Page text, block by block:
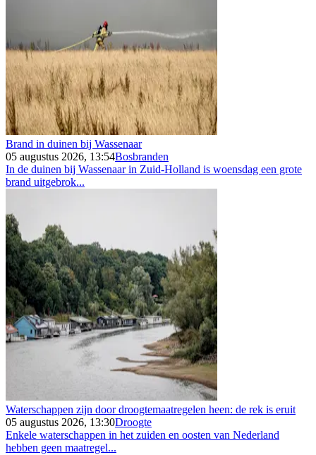
Brand in duinen bij Wassenaar
05 augustus 2026, 13:54Bosbranden
In de duinen bij Wassenaar in Zuid-Holland is woensdag een grote
brand uitgebrok...
Waterschappen zijn door droogtemaatregelen heen: de rek is eruit
05 augustus 2026, 13:30Droogte
Enkele waterschappen in het zuiden en oosten van Nederland
hebben geen maatregel...